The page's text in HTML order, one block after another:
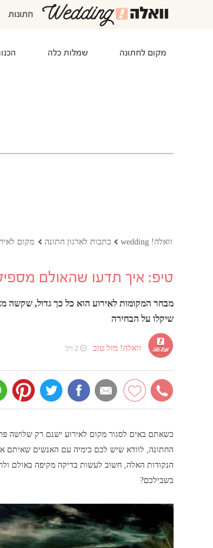
חתונות
מקום לחתונה שמלות כלה
וואלה! wedding כתבות לארגון חתונה מקום
טיפ: איך תדעו שהאולם
מבחר המקומות לאירוע הוא כל כך גדול, שקשה
שיקלו על הבחירה
וואלה! מזל טוב ⏲ 2 דק'
כשאתם באים לסגור מקום לאירוע ישנם רק שלושה
החתונה, לוודא שיש לכם כימיה עם האנשים שאיתם
הנקודות האלה, חשוב לעשות בדיקה מקיפה באולם
בשבילכם?